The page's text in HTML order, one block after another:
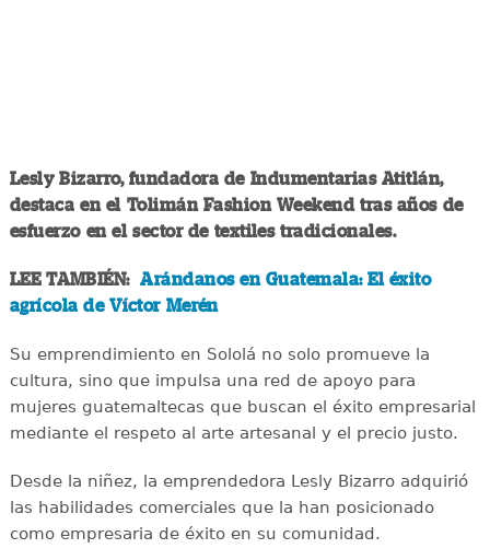
Lesly Bizarro, fundadora de Indumentarias Atitlán,
destaca en el Tolimán Fashion Weekend tras años de
esfuerzo en el sector de textiles tradicionales.
LEE TAMBIÉN:Arándanos en Guatemala: El éxito
agrícola de Víctor Merén
Su emprendimiento en Sololá no solo promueve la
cultura, sino que impulsa una red de apoyo para
mujeres guatemaltecas que buscan el éxito empresarial
mediante el respeto al arte artesanal y el precio justo.
Desde la niñez, la emprendedora Lesly Bizarro adquirió
las habilidades comerciales que la han posicionado
como empresaria de éxito en su comunidad.